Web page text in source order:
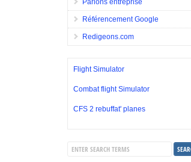
Parlons entreprise
Référencement Google
Redigeons.com
Flight Simulator
Combat flight Simulator
CFS 2 rebuffat' planes